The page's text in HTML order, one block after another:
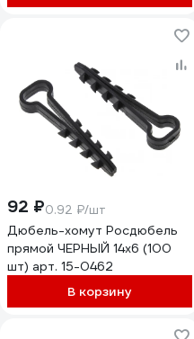
92 ₽0.92 ₽/шт
Дюбель-хомут Росдюбель
прямой ЧЕРНЫЙ 14х6 (100
шт) арт. 15-0462
В корзину